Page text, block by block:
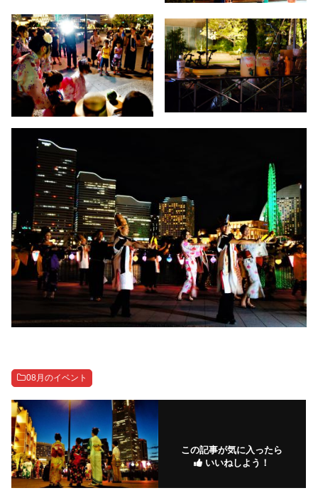
08月のイベント
この記事が気に入ったら
いいねしよう！